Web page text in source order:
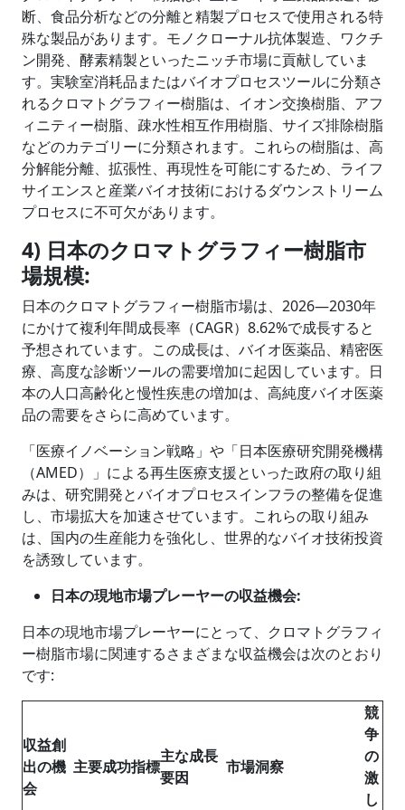
断、食品分析などの分離と精製プロセスで使用される特
殊な製品があります。モノクローナル抗体製造、ワクチ
ン開発、酵素精製といったニッチ市場に貢献していま
す。実験室消耗品またはバイオプロセスツールに分類さ
れるクロマトグラフィー樹脂は、イオン交換樹脂、アフ
ィニティー樹脂、疎水性相互作用樹脂、サイズ排除樹脂
などのカテゴリーに分類されます。これらの樹脂は、高
分解能分離、拡張性、再現性を可能にするため、ライフ
サイエンスと産業バイオ技術におけるダウンストリーム
プロセスに不可欠があります。
4) 日本のクロマトグラフィー樹脂市
場規模:
日本のクロマトグラフィー樹脂市場は、2026―2030年
にかけて複利年間成長率（CAGR）8.62%で成長すると
予想されています。この成長は、バイオ医薬品、精密医
療、高度な診断ツールの需要増加に起因しています。日
本の人口高齢化と慢性疾患の増加は、高純度バイオ医薬
品の需要をさらに高めています。
「医療イノベーション戦略」や「日本医療研究開発機構
（AMED）」による再生医療支援といった政府の取り組
みは、研究開発とバイオプロセスインフラの整備を促進
し、市場拡大を加速させています。これらの取り組み
は、国内の生産能力を強化し、世界的なバイオ技術投資
を誘致しています。
日本の現地市場プレーヤーの収益機会:
日本の現地市場プレーヤーにとって、クロマトグラフィ
ー樹脂市場に関連するさまざまな収益機会は次のとおり
です:
収益創
出の機
会
主要成功指標
主な成長
要因
市場洞察
競
争
の
激
し